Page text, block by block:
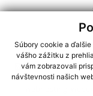
Súbory cookie a
vášho zážitku z
vám zobrazovali
návštevnosti našich
využite možnosť
CMS systém